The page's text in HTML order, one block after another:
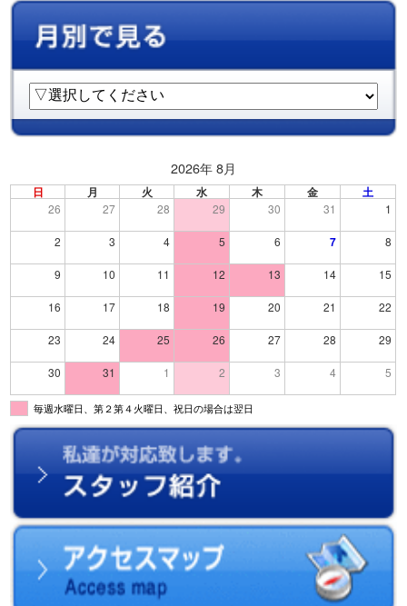
2026年 8月
日 月 火 水 木 金 土
26 27 28 29 30 31 1
2 3 4 5 6 7 8
9 10 11 12 13 14 15
16 17 18 19 20 21 22
23 24 25 26 27 28 29
30 31 1 2 3 4 5
毎週水曜日、第２第４火曜日、祝日の場合は翌日